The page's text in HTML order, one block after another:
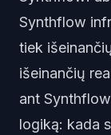
Synthflow
tiek
išeinančių
ant
logiką: kada